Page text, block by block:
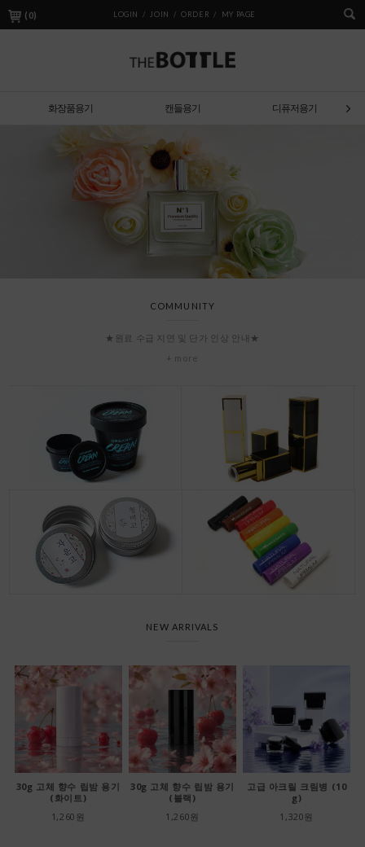
( 0) LOGIN / JOIN / ORDER / MY PAGE
화장품용기 캔들용기 디퓨저용기
COMMUNITY
★원료 수급 지연 및 단가 인상 안내★
+ more
NEW ARRIVALS
30g 고체 향수 립밤 용기
(화이트)
1,260원
30g 고체 향수 립밤 용기
(블랙)
1,260원
고급 아크릴 크림병 (10
g)
1,320원